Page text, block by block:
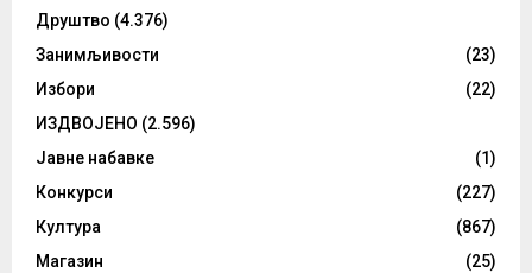
Друштво (4.376)
Занимљивости
(23)
Избори
(22)
ИЗДВОЈЕНО (2.596)
Јавне набавке
(1)
Конкурси
(227)
Култура
(867)
Магазин
(25)